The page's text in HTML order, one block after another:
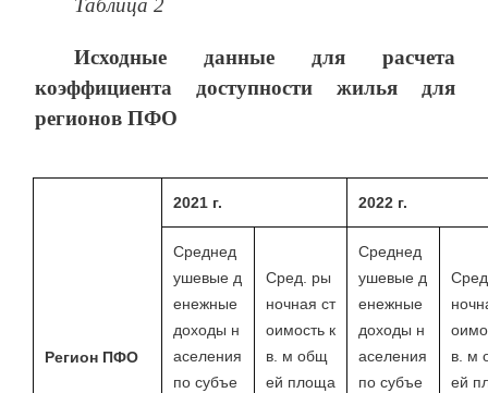
Таблица 2
Исходные данные для расчета
коэффициента доступности жилья для
регионов ПФО
Регион ПФО
2021 г. 2022 г.
Среднед
ушевые д
енежные
доходы н
аселения
по субъе
Сред. ры
ночная ст
оимость к
в. м общ
ей площа
Среднед
ушевые д
енежные
доходы н
аселения
по субъе
в. м
ей